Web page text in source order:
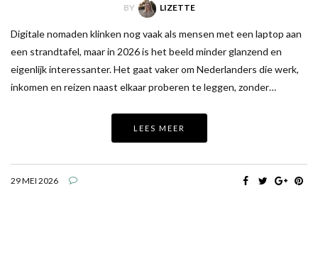
BY LIZETTE
Digitale nomaden klinken nog vaak als mensen met een laptop aan
een strandtafel, maar in 2026 is het beeld minder glanzend en
eigenlijk interessanter. Het gaat vaker om Nederlanders die werk,
inkomen en reizen naast elkaar proberen te leggen, zonder…
LEES MEER
29 MEI 2026